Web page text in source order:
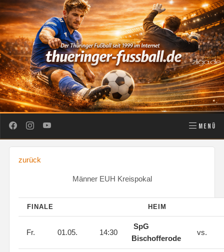
MENÜ
zurück
Männer EUH Kreispokal
FINALE HEIM
Fr. 01.05. 14:30
SpG
Bischofferode
vs.